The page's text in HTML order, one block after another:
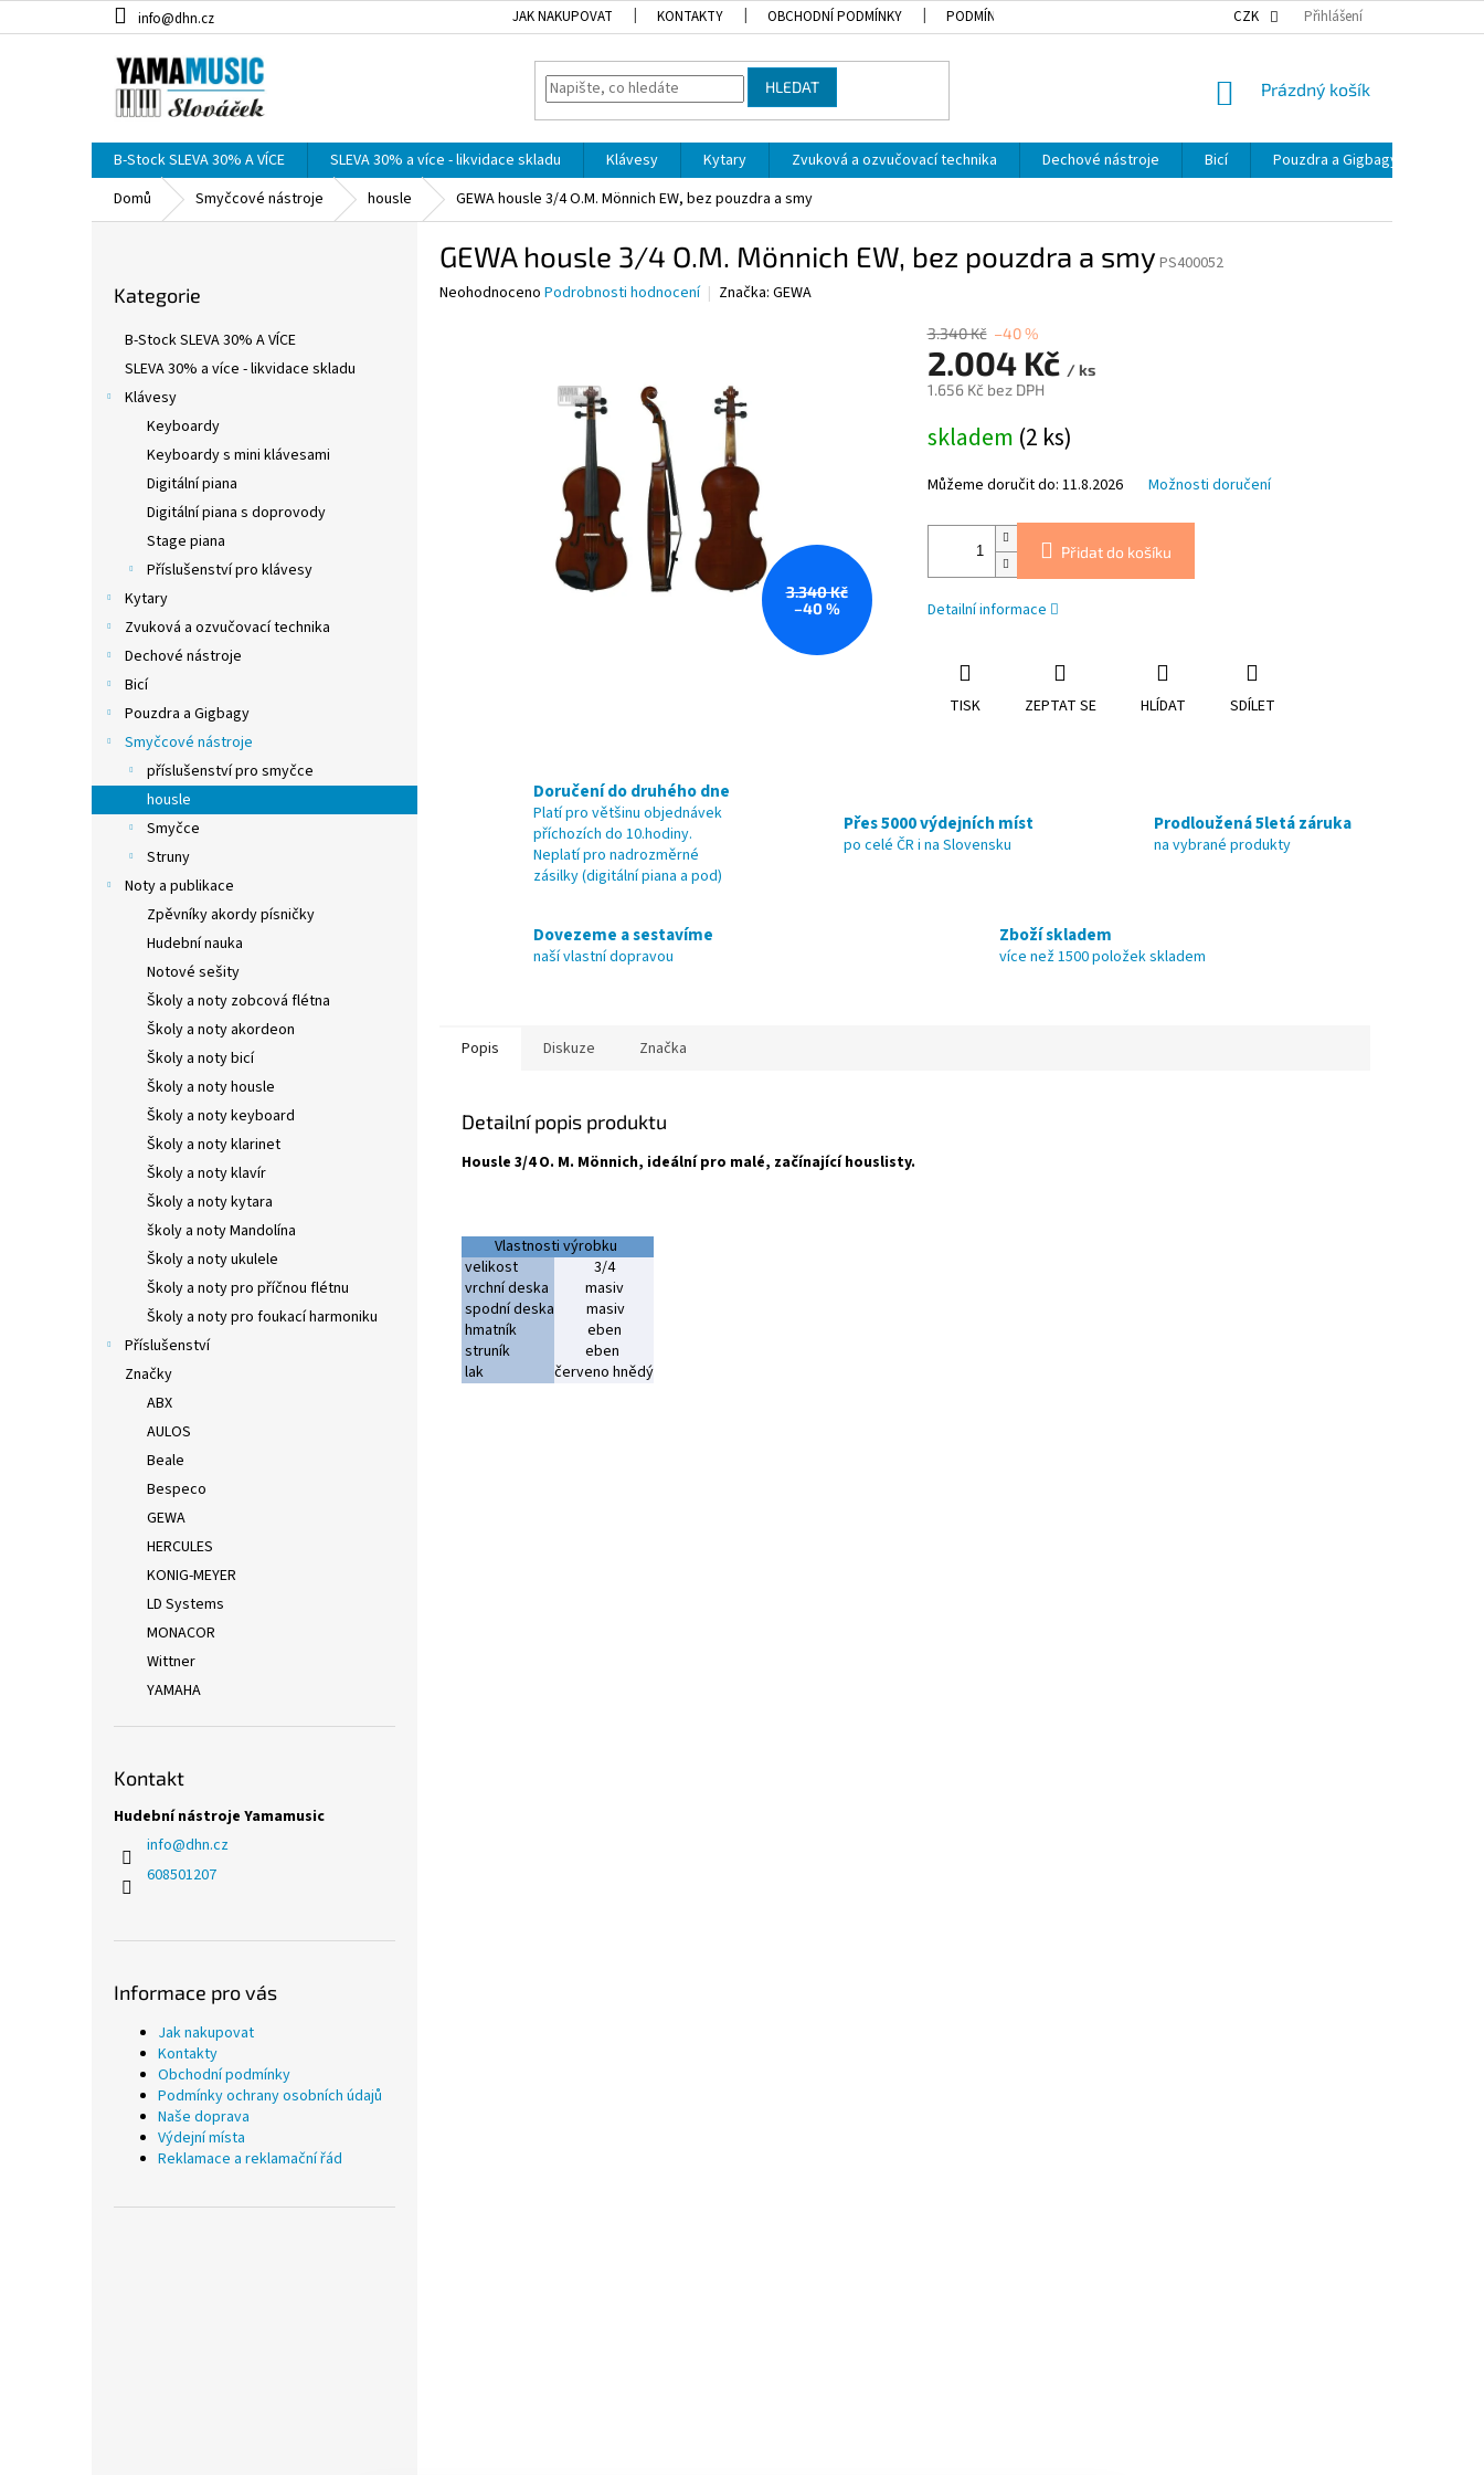
na
info@dhn.cz JAK NAKUPOVAT KONTAKTY OBCHODNÍ PODMÍNKY PODMÍNKY OCHRANY OSOBNÍCH ÚDAJŮ NAŠE DOPRAVA
CZK Přihlášení
HLEDAT
NÁKUPNÍ
Prázdný košík
B-Stock SLEVA 30% A VÍCE SLEVA 30% a více - likvidace skladu Klávesy Kytary Zvuková a ozvučovací technika Dechové nástroje Bicí Pouzdra a Gigbagy
Domů
Smyčcové nástroje housle GEWA housle 3/4 O.M. Mönnich EW, bez pouzdra a smy
kategorie
Kategorie
B-Stock SLEVA 30% A VÍCE
SLEVA 30% a více - likvidace skladu
Klávesy
Keyboardy
Keyboardy s mini klávesami
Digitální piana
Digitální piana s doprovody
Stage piana
Příslušenství pro klávesy
Kytary
Zvuková a ozvučovací technika
Dechové nástroje
Bicí
Pouzdra a Gigbagy
Smyčcové nástroje
příslušenství pro smyčce
housle
Smyčce
Struny
Noty a publikace
Zpěvníky akordy písničky
Hudební nauka
Notové sešity
Školy a noty zobcová flétna
Školy a noty akordeon
Školy a noty bicí
Školy a noty housle
Školy a noty keyboard
Školy a noty klarinet
Školy a noty klavír
Školy a noty kytara
školy a noty Mandolína
Školy a noty ukulele
Školy a noty pro příčnou flétnu
Školy a noty pro foukací harmoniku
Příslušenství
Značky
ABX
AULOS
Beale
Bespeco
GEWA
HERCULES
KONIG-MEYER
LD Systems
MONACOR
Wittner
YAMAHA
Kontakt
Hudební nástroje Yamamusic
info@dhn.cz
608501207
Informace pro vás
Jak nakupovat
Kontakty
Obchodní podmínky
Podmínky ochrany osobních údajů
Naše doprava
Výdejní místa
Reklamace a reklamační řád
GEWA housle 3/4 O.M. Mönnich EW, bez pouzdra a smy PS400052
Průměrné
Neohodnoceno Podrobnosti hodnocení Značka: GEWA
3.340 Kč
–40 %
3.340 Kč –40 %
2.004 Kč / ks
1.656 Kč bez DPH
cena:
skladem (2 ks)
Můžeme doručit do: 11.8.2026 Možnosti doručení
Přidat do košíku
Detailní informace
TISK ZEPTAT SE HLÍDAT SDÍLET
Doručení do druhého dne
Platí pro většinu objednávek
příchozích do 10.hodiny.
Neplatí pro nadrozměrné
zásilky (digitální piana a pod)
Přes 5000 výdejních míst
po celé ČR i na Slovensku
Prodloužená 5letá záruka
na vybrané produkty
Dovezeme a sestavíme
naší vlastní dopravou
Zboží skladem
více než 1500 položek skladem
Popis Diskuze Značka
Detailní popis produktu
Housle 3/4 O. M. Mönnich, ideální pro malé, začínající houslisty.
Vlastnosti výrobku
velikost
3/4
vrchní deska
masiv
spodní deska
masiv
hmatník
eben
struník
eben
lak
červeno hnědý